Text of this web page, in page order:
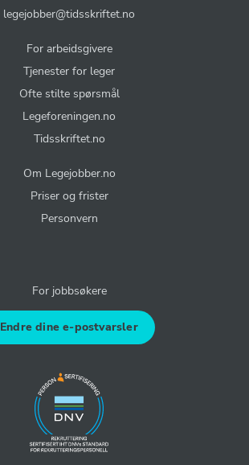
legejobber@tidsskriftet.no
For arbeidsgivere
Tjenester for leger
Ofte stilte spørsmål
Legeforeningen.no
Tidsskriftet.no
Om Legejobber.no
Priser og frister
Personvern
For jobbsøkere
Endre dine e-postvarsler